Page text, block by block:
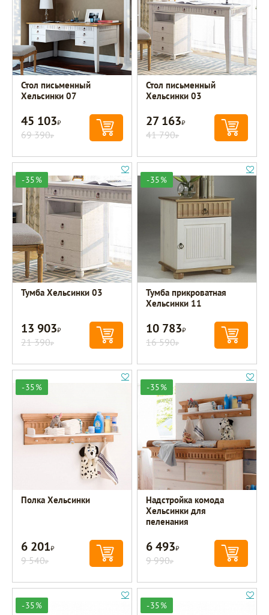
Стол письменный
Хельсинки 07
45 103Р
69 390Р
Стол письменный
Хельсинки 03
27 163Р
41 790Р
-35%
Тумба Хельсинки 03
13 903Р
21 390Р
-35%
Тумба прикроватная
Хельсинки 11
10 783Р
16 590Р
-35%
Полка Хельсинки
6 201Р
9 540Р
-35%
Надстройка комода
Хельсинки для
пеленания
6 493Р
9 990Р
-35% -35%